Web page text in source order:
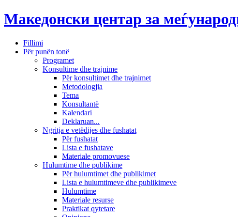
Македонски центар за
Fillimi
Për punën tonë
Programet
Konsultime dhe trajnime
Për konsultimet dhe trajnimet
Metodologjia
Tema
Konsultantë
Kalendari
Deklaruan...
Ngritja e vetëdijes dhe fushatat
Për fushatat
Lista e fushatave
Materiale promovuese
Hulumtime dhe publikime
Për hulumtimet dhe publikimet
Lista e hulumtimeve dhe publikimeve
Hulumtime
Materiale resurse
Praktikat qytetare